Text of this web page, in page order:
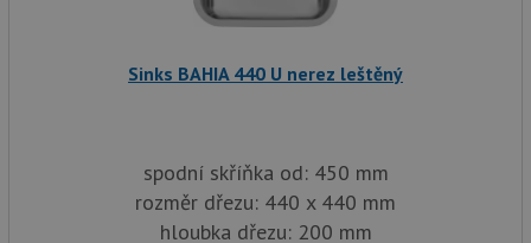
Sinks BAHIA 440 U nerez leštěný
spodní skříňka od: 450 mm
rozměr dřezu: 440 x 440 mm
hloubka dřezu: 200 mm